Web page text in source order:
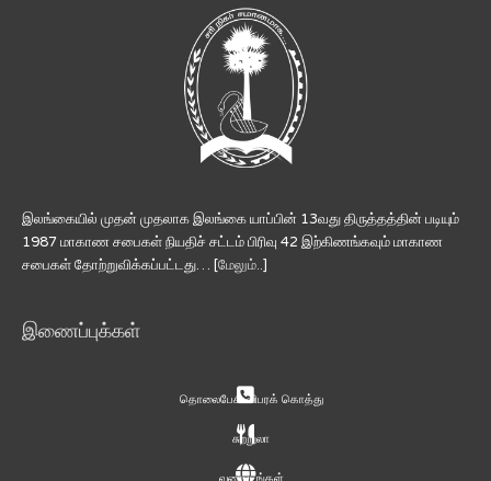
இலங்கையில் முதன் முதலாக இலங்கை யாப்பின் 13வது திருத்தத்தின் படியும்
1987 மாகாண சபைகள் நியதிச் சட்டம் பிரிவு 42 இற்கிணங்கவும் மாகாண
சபைகள் தோற்றுவிக்கப்பட்டது… [மேலும்..]
இணைப்புக்கள்
தொலைபேசி விபரக் கொத்து
சுற்றுலா